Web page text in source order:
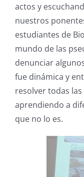
actos y
nuestros
estudiantes de
mundo de las
denunciar
fue dinámica y
resolver todas
aprendiendo a
que no lo es.